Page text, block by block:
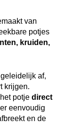
van
potjes
kruiden,
af,
krijgen.
potje direct
eenvoudig
en de